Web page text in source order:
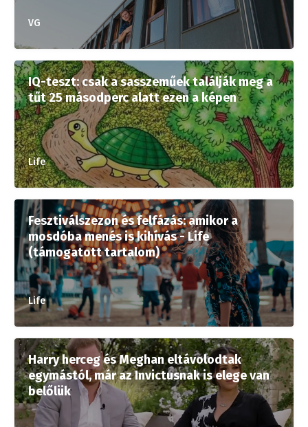
VG
IQ-teszt: csak a sasszeműek találják meg a
tűt 25 másodperc alatt ezen a képen
Life
Fesztiválszezon és felfázás: amikor a
mosdóba menés is kihívás - Life
(támogatott tartalom)
Life
Harry herceg és Meghan eltávolodtak
egymástól, már az Invictusnak is elege van
belőlük